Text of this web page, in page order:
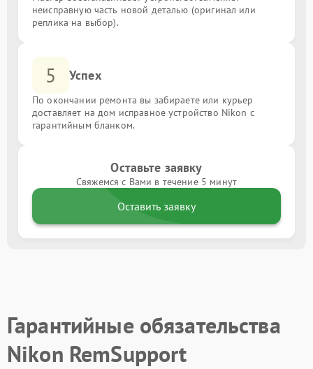
неисправную часть новой деталью (оригинал или
реплика на выбор).
5 Успех
По окончании ремонта вы забираете или курьер
доставляет на дом исправное устройство Nikon с
гарантийным бланком.
Оставьте заявку
Свяжемся с Вами в течение 5 минут
Оставить заявку
Гарантийные обязательства
Nikon RemSupport